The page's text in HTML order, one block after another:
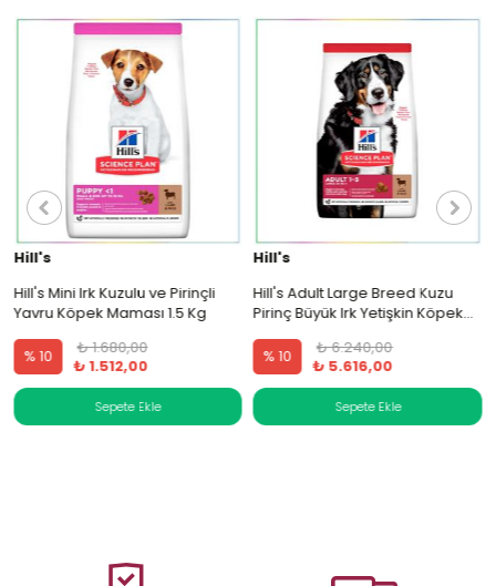
Hill's
Hill's Mini Irk Kuzulu ve Pirinçli
Yavru Köpek Maması 1.5 Kg
% 10
₺ 1.680,00
₺ 1.512,00
Hill's
Hill's Adult Large Breed Kuzu
Pirinç Büyük Irk Yetişkin Köpek
% 10
₺ 6.240,00
₺ 5.616,00